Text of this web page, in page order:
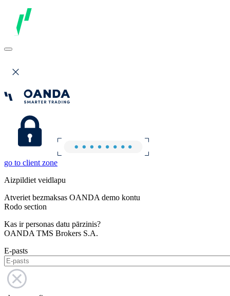
go to client zone
Aizpildiet veidlapu
Atveriet bezmaksas OANDA demo kontu
Rodo section
Kas ir personas datu pārzinis?
OANDA TMS Brokers S.A.
E-pasts